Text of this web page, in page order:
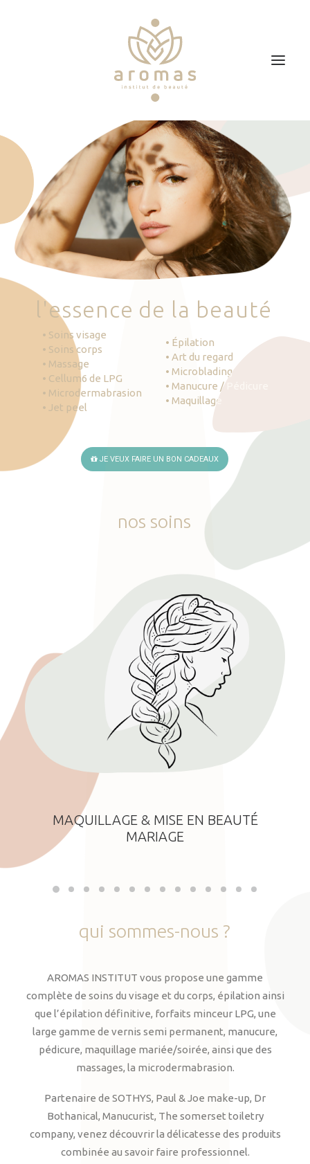
Soins
Je veux faire un bon cadeau
Plan d’accès
Prendre RDV
'essence de la beauté
• Soins visage
• Soins corps
• Massage
• Cellum6 de LPG
• Microdermabrasion
• Jet peel
• Épilation
• Art du regard
• Microblading
• Manucure / Pédicure
• Maquillage
JE VEUX FAIRE UN BON CADEAUX
nos soins
MAQUILLAGE & MISE EN BEAUTÉ
MARIAGE
qui sommes-nous ?
AROMAS INSTITUT vous propose une gamme
complète de soins du visage et du corps, épilation ainsi
que l’épilation définitive, forfaits minceur LPG, une
large gamme de vernis semi permanent, manucure,
pédicure, maquillage mariée/soirée, ainsi que des
massages, la microdermabrasion.
Partenaire de SOTHYS, Paul & Joe make-up, Dr
Bothanical, Manucurist, The somerset toiletry
company, venez découvrir la délicatesse des produits
combinée au savoir faire professionnel.